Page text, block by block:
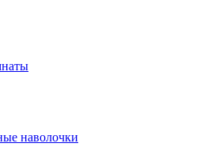
наволочки